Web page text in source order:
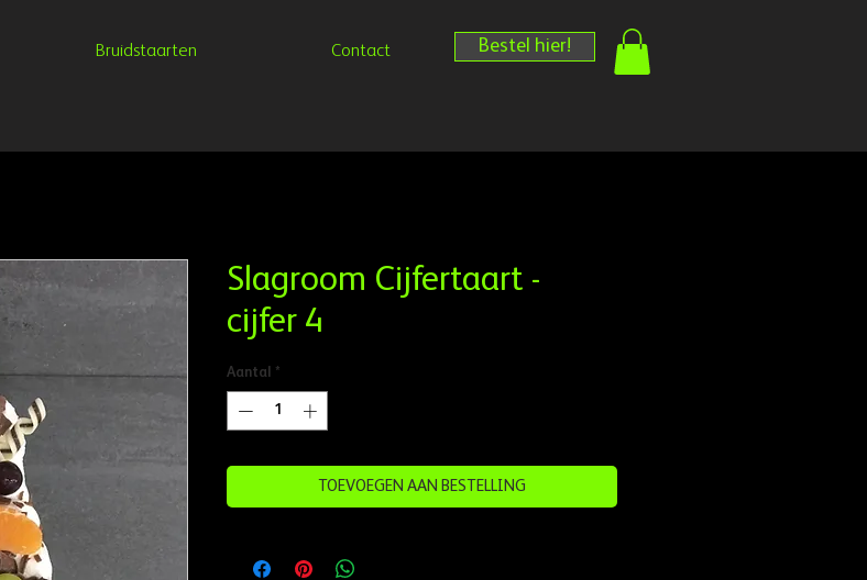
Bruidstaarten Contact Bestel hier!
Slagroom Cijfertaart -
cijfer 4
Aantal *
TOEVOEGEN AAN BESTELLING